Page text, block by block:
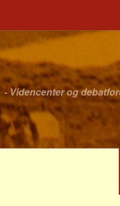
- Videncenter og